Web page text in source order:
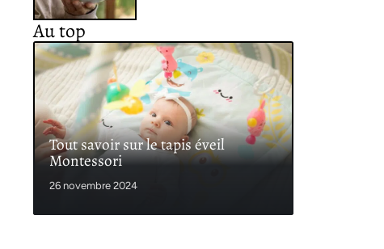
Au top
Tout savoir sur le tapis éveil
Montessori
26 novembre 2024